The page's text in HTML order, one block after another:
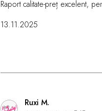
Raport calitate-preț excelent,
13.11.2025
Ruxi M.